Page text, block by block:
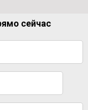
сейчас